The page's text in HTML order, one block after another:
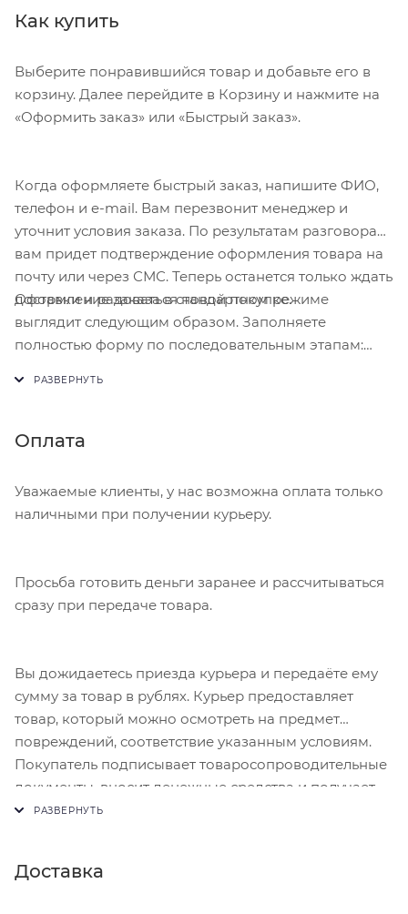
переключаются в красный спектр при слабом
Как купить
Выберите понравившийся товар и добавьте его в
корзину. Далее перейдите в Корзину и нажмите на
«Оформить заказ» или «Быстрый заказ».
Когда оформляете быстрый заказ, напишите ФИО,
телефон и e-mail. Вам перезвонит менеджер и
уточнит условия заказа. По результатам разговора
вам придет подтверждение оформления товара на
почту или через СМС. Теперь останется только ждать
доставки и радоваться новой покупке.
Оформление заказа в стандартном режиме
выглядит следующим образом. Заполняете
полностью форму по последовательным этапам:
Нажмите кнопку «Оформить заказ».
Оплата
Уважаемые клиенты, у нас возможна оплата только
наличными при получении курьеру.
Просьба готовить деньги заранее и рассчитываться
сразу при передаче товара.
Вы дожидаетесь приезда курьера и передаёте ему
сумму за товар в рублях. Курьер предоставляет
товар, который можно осмотреть на предмет
повреждений, соответствие указанным условиям.
Покупатель подписывает товаросопроводительные
документы, вносит денежные средства и получает
чек.
Доставка